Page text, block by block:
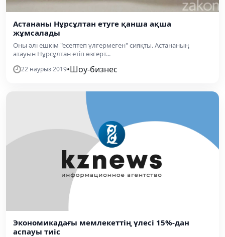
Астананы Нұрсұлтан етуге қанша ақша
жұмсалады
Оны әлі ешкім "есептеп үлгермеген" сияқты. Астананың
атауын Нұрсұлтан етіп өзгерт...
22 наурыз 2019•Шоу-бизнес
Экономикадағы мемлекеттің үлесі 15%-дан
аспауы тиіс